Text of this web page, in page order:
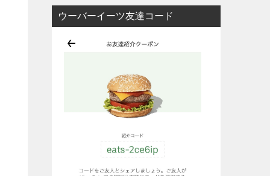
ウーバーイーツ友達コード